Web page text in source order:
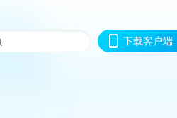
下载客户端